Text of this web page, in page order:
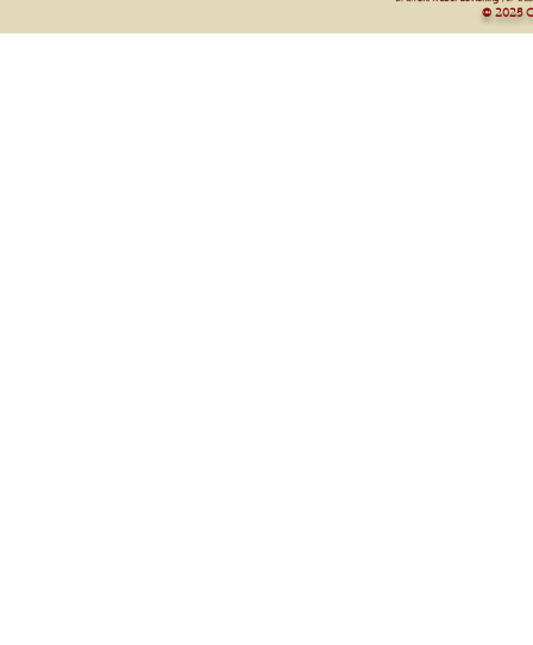
© 2025